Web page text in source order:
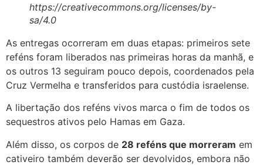
https://creativecommons.org/licenses/by-
sa/4.0
As entregas ocorreram em duas etapas: primeiros sete
reféns foram liberados nas primeiras horas da manhã, e
os outros 13 seguiram pouco depois, coordenados pela
Cruz Vermelha e transferidos para custódia israelense.
A libertação dos reféns vivos marca o fim de todos os
sequestros ativos pelo Hamas em Gaza.
Além disso, os corpos de 28 reféns que morreram em
cativeiro também deverão ser devolvidos, embora não